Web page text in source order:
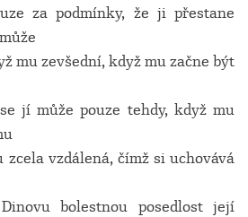
za podmínky, že ji přestane
mu zevšední, když mu začne být
jí může pouze tehdy, když mu
zcela vzdálená, čímž si uchovává
bolestnou posedlost její